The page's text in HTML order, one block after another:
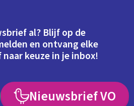
al? Blijf op de
en ontvang elke
keuze in je inbox!
Nieuwsbrief VO